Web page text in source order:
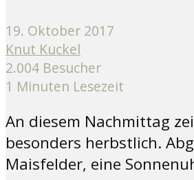
19. Oktober 2017
Knut Kuckel
2.004 Besucher
1 Minuten Lesezeit
An diesem Nachmittag
besonders herbstlich.
Maisfelder, eine